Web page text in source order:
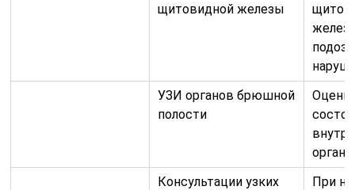
щитовидной железы
УЗИ органов брюшной
полости
Консультации узких
При